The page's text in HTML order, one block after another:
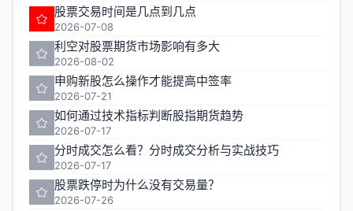
股票交易时间是几点到几点
2026-07-08
利空对股票期货市场影响有多大
2026-08-02
申购新股怎么操作才能提高中签率
2026-07-21
如何通过技术指标判断股指期货趋势
2026-07-17
分时成交怎么看？分时成交分析与实战技巧
2026-07-17
股票跌停时为什么没有交易量？
2026-07-26